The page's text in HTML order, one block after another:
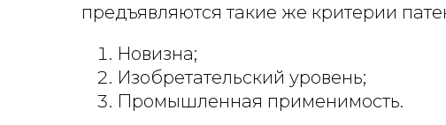
предъявляются такие же критерии
Новизна;
Изобретательский уровень;
Промышленная применимость.